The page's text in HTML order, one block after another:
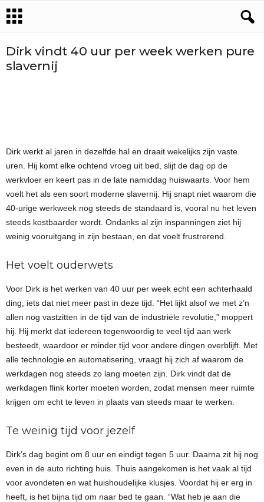
Dirk vindt 40 uur per week werken pure
slavernij
Dirk werkt al jaren in dezelfde hal en draait wekelijks zijn vaste
uren. Hij komt elke ochtend vroeg uit bed, slijt de dag op de
werkvloer en keert pas in de late namiddag huiswaarts. Voor hem
voelt het als een soort moderne slavernij. Hij snapt niet waarom die
40-urige werkweek nog steeds de standaard is, vooral nu het leven
steeds kostbaarder wordt. Ondanks al zijn inspanningen ziet hij
weinig vooruitgang in zijn bestaan, en dat voelt frustrerend.
Het voelt ouderwets
Voor Dirk is het werken van 40 uur per week echt een achterhaald
ding, iets dat niet meer past in deze tijd. “Het lijkt alsof we met z’n
allen nog vastzitten in de tijd van de industriële revolutie,” moppert
hij. Hij merkt dat iedereen tegenwoordig te veel tijd aan werk
besteedt, waardoor er minder tijd voor andere dingen overblijft. Met
alle technologie en automatisering, vraagt hij zich af waarom de
werkdagen nog steeds zo lang moeten zijn. Dirk vindt dat de
werkdagen flink korter moeten worden, zodat mensen meer ruimte
krijgen om echt te leven in plaats van steeds maar te werken.
Te weinig tijd voor jezelf
Dirk’s dag begint om 8 uur en eindigt tegen 5 uur. Daarna zit hij nog
even in de auto richting huis. Thuis aangekomen is het vaak al tijd
voor avondeten en wat huishoudelijke klusjes. Voordat hij er erg in
heeft, is het bijna tijd om naar bed te gaan. “Wat heb je aan die